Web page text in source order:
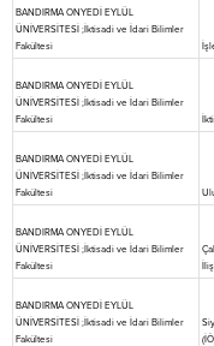
BANDIRMA ONYEDİ EYLÜL
ÜNİVERSİTESİ ;İktisadi ve İdari Bilimler
Fakültesi
BANDIRMA ONYEDİ EYLÜL
ÜNİVERSİTESİ ;İktisadi ve İdari Bilimler
Fakültesi
BANDIRMA ONYEDİ EYLÜL
ÜNİVERSİTESİ ;İktisadi ve İdari Bilimler
Fakültesi
BANDIRMA ONYEDİ EYLÜL
ÜNİVERSİTESİ ;İktisadi ve İdari Bilimler
Fakültesi
BANDIRMA ONYEDİ EYLÜL
ÜNİVERSİTESİ ;İktisadi ve İdari Bilimler
Fakültesi